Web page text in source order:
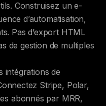
Construisez un e-
d’automatisation,
Pas d’export HTML
de gestion de multiples
intégrations de
Stripe, Polar,
abonnés par MRR,